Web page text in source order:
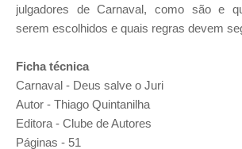
julgadores de Carnaval, como são e
serem escolhidos e quais regras devem
Ficha técnica
Carnaval - Deus salve o Juri
Autor - Thiago Quintanilha
Editora - Clube de Autores
Páginas - 51